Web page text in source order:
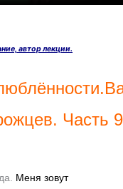
автор лекции.
Часть
Меня зовут